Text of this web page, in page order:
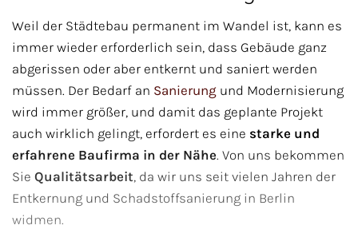
Weil der Städtebau permanent im Wandel ist, kann es
immer wieder erforderlich sein, dass Gebäude ganz
abgerissen oder aber entkernt und saniert werden
müssen. Der Bedarf an Sanierung und Modernisierung
wird immer größer, und damit das geplante Projekt
auch wirklich gelingt, erfordert es eine starke und
erfahrene Baufirma in der Nähe. Von uns bekommen
Sie Qualitätsarbeit, da wir uns seit vielen Jahren der
Entkernung und Schadstoffsanierung in Berlin
widmen.